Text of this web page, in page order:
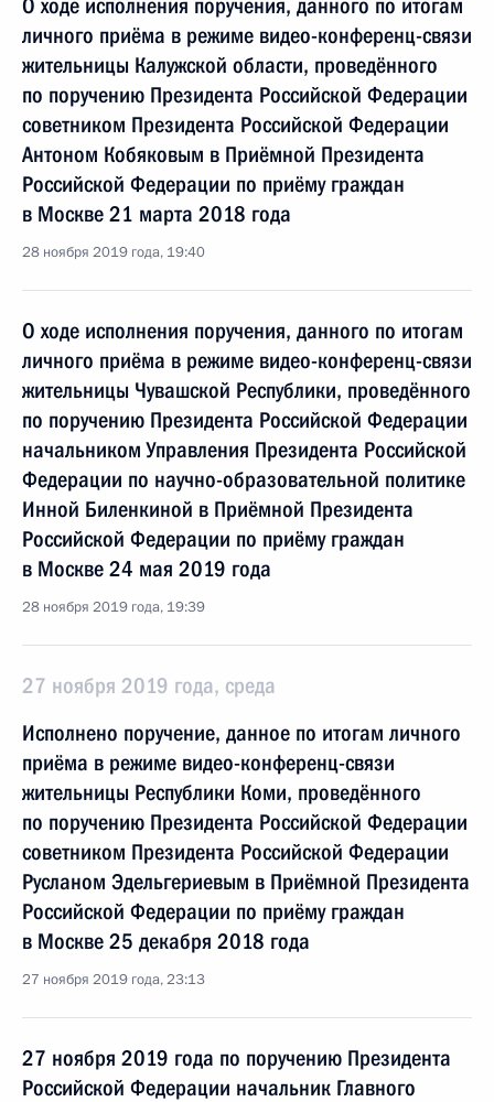
О ходе исполнения поручения, данного по итогам
личного приёма в режиме видео-конференц-связи
жительницы Калужской области, проведённого
по поручению Президента Российской Федерации
советником Президента Российской Федерации
Антоном Кобяковым в Приёмной Президента
Российской Федерации по приёму граждан
в Москве 21 марта 2018 года
28 ноября 2019 года, 19:40
О ходе исполнения поручения, данного по итогам
личного приёма в режиме видео-конференц-связи
жительницы Чувашской Республики, проведённого
по поручению Президента Российской Федерации
начальником Управления Президента Российской
Федерации по научно-образовательной политике
Инной Биленкиной в Приёмной Президента
Российской Федерации по приёму граждан
в Москве 24 мая 2019 года
28 ноября 2019 года, 19:39
27 ноября 2019 года, среда
Исполнено поручение, данное по итогам личного
приёма в режиме видео-конференц-связи
жительницы Республики Коми, проведённого
по поручению Президента Российской Федерации
советником Президента Российской Федерации
Русланом Эдельгериевым в Приёмной Президента
Российской Федерации по приёму граждан
в Москве 25 декабря 2018 года
27 ноября 2019 года, 23:13
27 ноября 2019 года по поручению Президента
Российской Федерации начальник Главного